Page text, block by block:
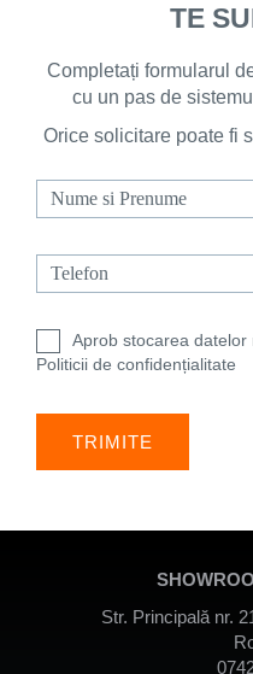
Doar pentru
Low Cost
prețurile
neschimbate
TE
Completați formularul
cu un pas de
Orice solicitare poate fi
Aprob stocarea datelor
Politicii de confidențialitate
Str. Principală nr.